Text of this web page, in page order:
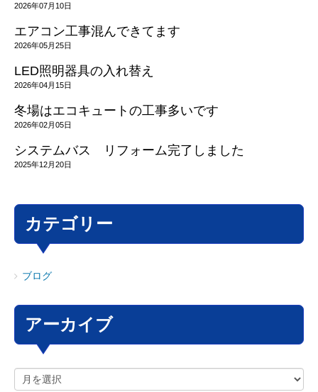
2026年07月10日
エアコン工事混んできてます
2026年05月25日
LED照明器具の入れ替え
2026年04月15日
冬場はエコキュートの工事多いです
2026年02月05日
システムバス リフォーム完了しました
2025年12月20日
カテゴリー
ブログ
アーカイブ